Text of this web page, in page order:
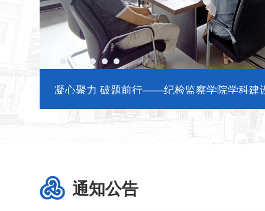
国务院学位委员会纪检监察学科评议组成员
作
通知公告